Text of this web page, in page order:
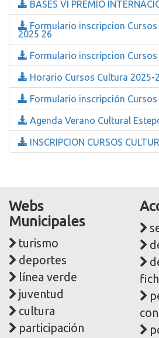
BASES VI PREMIO
Formulario inscripcion
2025 26
Formulario inscripcion
Horario Cursos Cultura 2025-
Formulario inscripción Cursos
Agenda Verano Cultural
INSCRIPCION CURSOS
Webs
Municipales
turismo
deportes
línea verde
juventud
cultura
participación